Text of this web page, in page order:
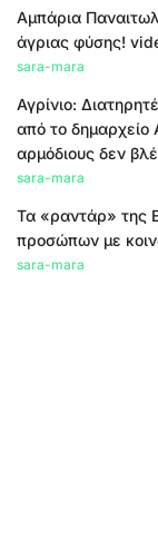
Αμπάρια
άγριας φύσης!
sara-mara
Αγρίνιο:
από το δημαρχείο
αρμόδιους δεν
sara-mara
Τα «ραντάρ» της
προσώπων με
sara-mara